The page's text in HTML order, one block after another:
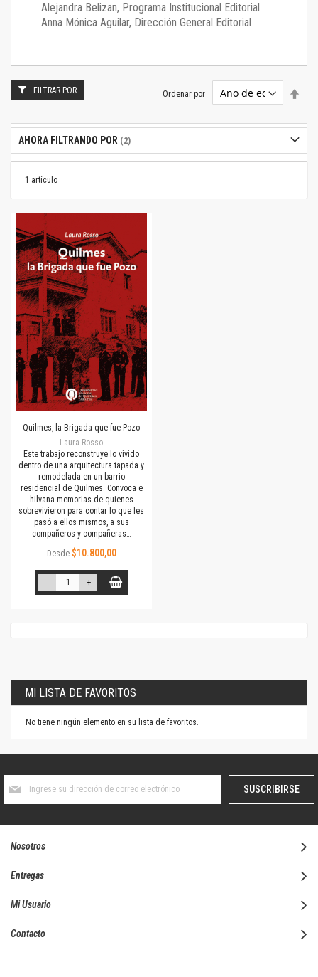
Alejandra Belizan, Programa Institucional Editorial
Anna Mónica Aguilar, Dirección General Editorial
1 artículo
Ordenar por
Quilmes, la Brigada que fue Pozo
Laura Rosso
Este trabajo reconstruye lo vivido
dentro de una arquitectura tapada y
remodelada en un barrio
residencial de Quilmes. Convoca e
hilvana memorias de quienes
sobrevivieron para contar lo que les
pasó a ellos mismos, a sus
compañeros y compañeras…
Desde $10.800,00
- +
FILTRAR POR
AHORA FILTRANDO POR
MI LISTA DE FAVORITOS
No tiene ningún elemento en su lista de favoritos.
boletín
SUSCRIBIRSE
Nosotros
Entregas
Mi Usuario
Contacto